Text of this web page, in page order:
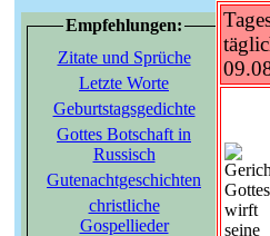
Empfehlungen:
Zitate und Sprüche
Letzte Worte
Geburtstagsgedichte
Gottes Botschaft in
Russisch
Gutenachtgeschichten
christliche
Gospellieder